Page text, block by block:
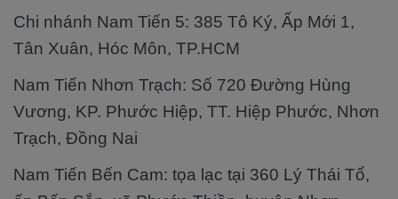
Chi nhánh Nam Tiến 5: 385 Tô Ký, Ấp Mới 1,
Tân Xuân, Hóc Môn, TP.HCM
Nam Tiến Nhơn Trạch: Số 720 Đường Hùng
Vương, KP. Phước Hiệp, TT. Hiệp Phước, Nhơn
Trạch, Đồng Nai
Nam Tiến Bến Cam: tọa lạc tại 360 Lý Thái Tổ,